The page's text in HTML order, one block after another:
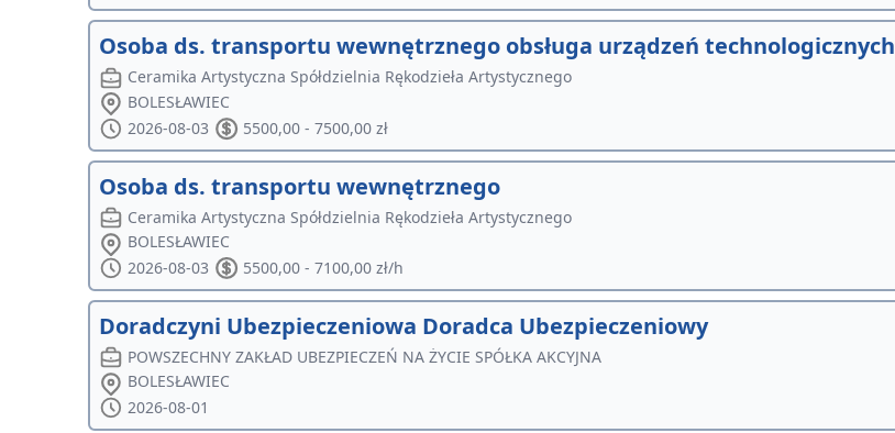
Osoba ds. transportu wewnętrznego obsługa urządzeń technologicznych
Ceramika Artystyczna Spółdzielnia Rękodzieła Artystycznego
BOLESŁAWIEC
2026-08-03
5500,00 - 7500,00 zł
Osoba ds. transportu wewnętrznego
Ceramika Artystyczna Spółdzielnia Rękodzieła Artystycznego
BOLESŁAWIEC
2026-08-03
5500,00 - 7100,00 zł/h
Doradczyni Ubezpieczeniowa Doradca Ubezpieczeniowy
POWSZECHNY ZAKŁAD UBEZPIECZEŃ NA ŻYCIE SPÓŁKA AKCYJNA
BOLESŁAWIEC
2026-08-01